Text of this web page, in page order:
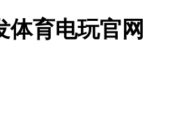
体育电玩官网